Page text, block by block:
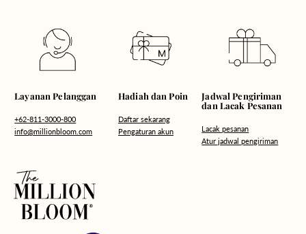
Layanan Pelanggan
+62-811-3000-800
info@millionbloom.com
Hadiah dan Poin
Daftar sekarang
Pengaturan akun
Jadwal Pengiriman
dan Lacak Pesanan
Lacak pesanan
Atur jadwal pengiriman